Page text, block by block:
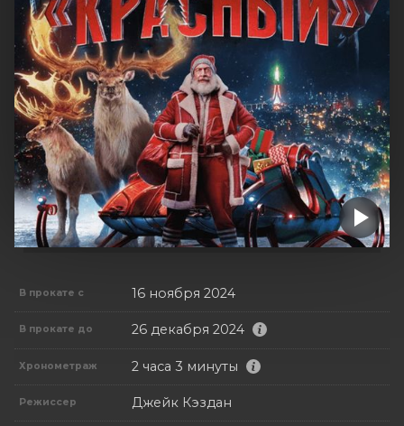
В прокате с 16 ноября 2024
В прокате до 26 декабря 2024
Хронометраж 2 часа 3 минуты
Режиссер Джейк Кэздан